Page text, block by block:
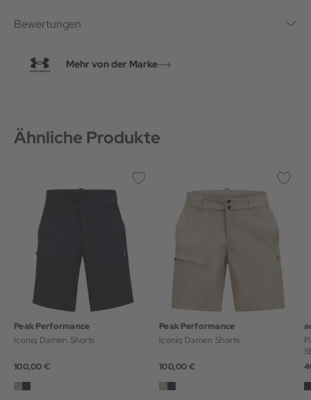
Bewertungen
Mehr von der Marke
Ähnliche Produkte
Peak Performance
Iconiq Damen Shorts
100,00 €
Peak Performance
Iconiq Damen Shorts
100,00 €